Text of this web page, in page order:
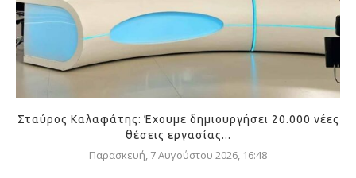
Σταύρος Καλαφάτης: Έχουμε δημιουργήσει 20.000 νέες
θέσεις εργασίας...
Παρασκευή, 7 Αυγούστου 2026, 16:48